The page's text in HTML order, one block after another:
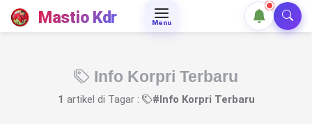
Mastio Kdr Menu
Info Korpri Terbaru
1 artikel di Tagar : #Info Korpri Terbaru